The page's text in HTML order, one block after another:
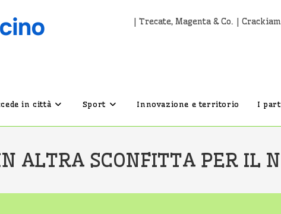
| Trecate, Magenta & Co. |
in città Sport Innovazione e territorio I
ALTRA SCONFITTA PER IL